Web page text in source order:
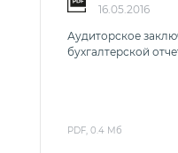
16.05.2016
Аудиторское
бухгалтерской
PDF, 0.4 Мб